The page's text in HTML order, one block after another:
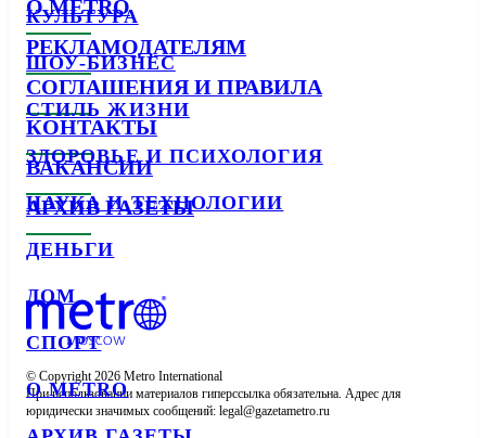
КУЛЬТУРА
ШОУ-БИЗНЕС
СТИЛЬ ЖИЗНИ
ЗДОРОВЬЕ И ПСИХОЛОГИЯ
НАУКА И ТЕХНОЛОГИИ
ДЕНЬГИ
ДОМ
СПОРТ
О METRO
О METRO
РЕКЛАМОДАТЕЛЯМ
СОГЛАШЕНИЯ И ПРАВИЛА
КОНТАКТЫ
ВАКАНСИИ
АРХИВ ГАЗЕТЫ
© Copyright 2026 Metro International
При использовании материалов гиперссылка обязательна. Адрес для
юридически значимых сообщений: